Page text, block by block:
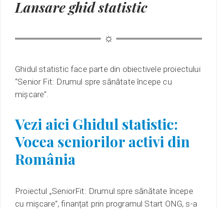
Lansare ghid statistic
Ghidul statistic face parte din obiectivele proiectului
“Senior Fit: Drumul spre sănătate începe cu
mișcare”.
Vezi aici Ghidul statistic:
Vocea seniorilor activi din
România
Proiectul „SeniorFit: Drumul spre sănătate începe
cu mișcare”, finanțat prin programul Start ONG, s-a